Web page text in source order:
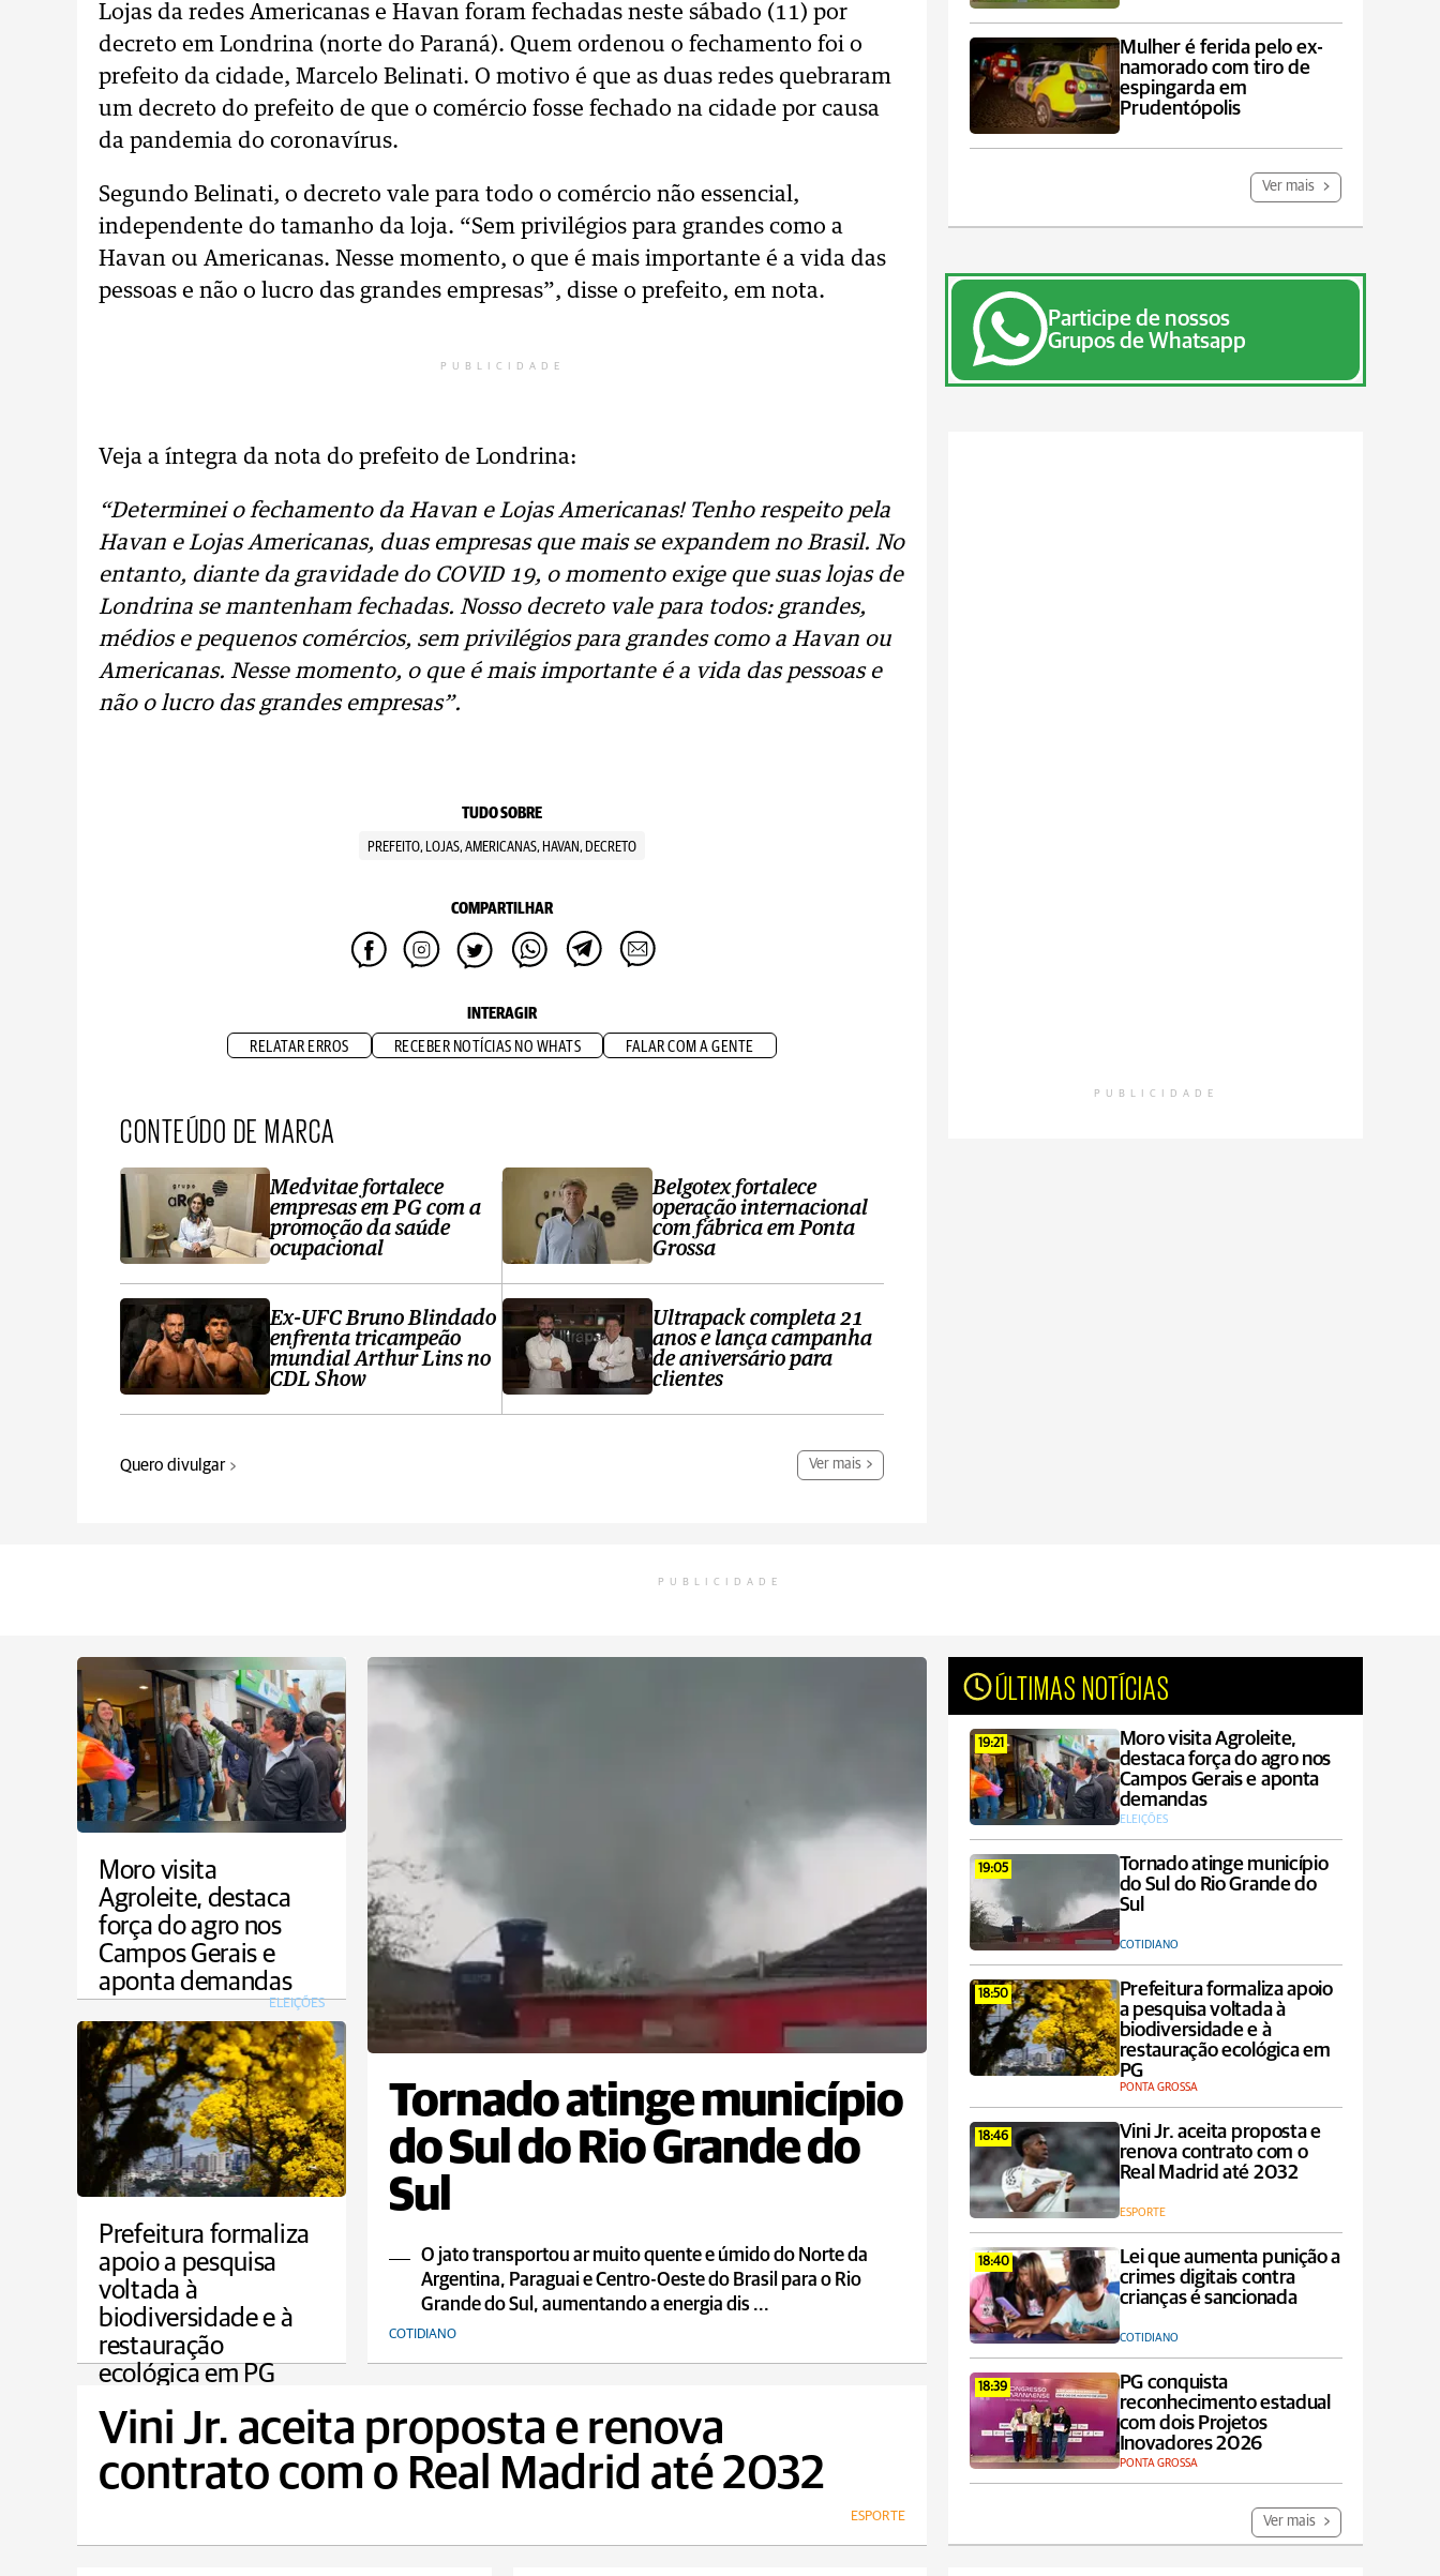
Lojas da redes Americanas e Havan foram fechadas neste sábado (11) por
decreto em Londrina (norte do Paraná). Quem ordenou o fechamento foi o
prefeito da cidade, Marcelo Belinati. O motivo é que as duas redes quebraram
um decreto do prefeito de que o comércio fosse fechado na cidade por causa
da pandemia do coronavírus.
Segundo Belinati, o decreto vale para todo o comércio não essencial,
independente do tamanho da loja. “Sem privilégios para grandes como a
Havan ou Americanas. Nesse momento, o que é mais importante é a vida das
pessoas e não o lucro das grandes empresas”, disse o prefeito, em nota.
PUBLICIDADE
Veja a íntegra da nota do prefeito de Londrina:
“Determinei o fechamento da Havan e Lojas Americanas! Tenho respeito pela
Havan e Lojas Americanas, duas empresas que mais se expandem no Brasil. No
entanto, diante da gravidade do COVID 19, o momento exige que suas lojas de
Londrina se mantenham fechadas. Nosso decreto vale para todos: grandes,
médios e pequenos comércios, sem privilégios para grandes como a Havan ou
Americanas. Nesse momento, o que é mais importante é a vida das pessoas e
não o lucro das grandes empresas”.
TUDO SOBRE
PREFEITO, LOJAS, AMERICANAS, HAVAN, DECRETO
COMPARTILHAR
INTERAGIR
RELATAR ERROS RECEBER NOTÍCIAS NO WHATS FALAR COM A GENTE
CONTEÚDO DE MARCA
Medvitae fortalece
empresas em PG com a
promoção da saúde
ocupacional
Ex-UFC Bruno Blindado
enfrenta tricampeão
mundial Arthur Lins no
CDL Show
Belgotex fortalece
operação internacional
com fábrica em Ponta
Grossa
Ultrapack completa 21
anos e lança campanha
de aniversário para
clientes
Quero divulgar Ver mais
Mulher é ferida pelo ex-
namorado com tiro de
espingarda em
Prudentópolis
Ver mais
Participe de nossos
Grupos de Whatsapp
PUBLICIDADE
PUBLICIDADE
Moro visita
Agroleite, destaca
força do agro nos
Campos Gerais e
aponta demandas
ELEIÇÕES
Tornado atinge município
do Sul do Rio Grande do
Sul
O jato transportou ar muito quente e úmido do Norte da
Argentina, Paraguai e Centro-Oeste do Brasil para o Rio
Grande do Sul, aumentando a energia dis ...
COTIDIANO
ÚLTIMAS NOTÍCIAS
19:21
Moro visita Agroleite,
destaca força do agro nos
Campos Gerais e aponta
demandas
ELEIÇÕES
19:05
Tornado atinge município
do Sul do Rio Grande do
Sul
COTIDIANO
18:50
Prefeitura formaliza apoio
a pesquisa voltada à
biodiversidade e à
restauração ecológica em
PG
PONTA GROSSA
18:46
Vini Jr. aceita proposta e
renova contrato com o
Real Madrid até 2032
ESPORTE
18:40
Lei que aumenta punição a
crimes digitais contra
crianças é sancionada
COTIDIANO
18:39
PG conquista
reconhecimento estadual
com dois Projetos
Inovadores 2026
PONTA GROSSA
Ver mais
Prefeitura formaliza
apoio a pesquisa
voltada à
biodiversidade e à
restauração
ecológica em PG
Vini Jr. aceita proposta e renova
contrato com o Real Madrid até 2032
ESPORTE